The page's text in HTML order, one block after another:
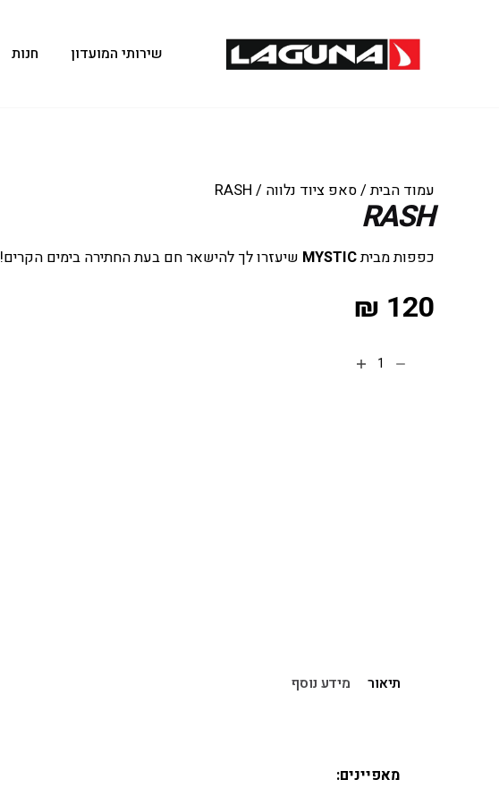
שירותי המועדון חנות
עמוד הבית/סאפ ציוד נלווה / RASH
RASH
כפפות מביתMYSTIC שיעזרו לך להישאר חם בעת החתירה בימים הקרים!
₪ 120
תיאור מידע נוסף
מאפיינים: